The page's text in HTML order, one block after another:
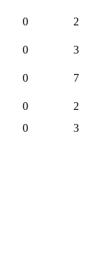
0
2
0 3
0
7
0
2
0
3